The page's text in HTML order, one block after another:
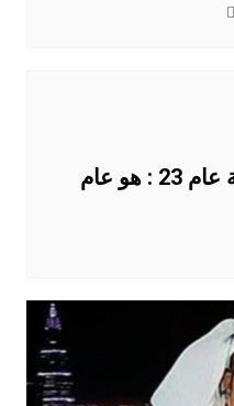
( قيادات التجمع النسائية عام 23 : هو عام